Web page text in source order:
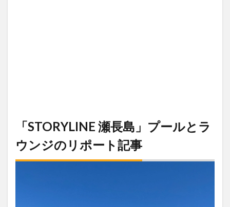
「STORYLINE 瀬長島」プールとラ
ウンジのリポート記事